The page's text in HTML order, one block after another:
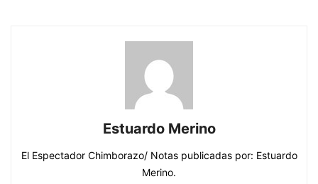
Estuardo Merino
El Espectador Chimborazo/ Notas publicadas por: Estuardo
Merino.